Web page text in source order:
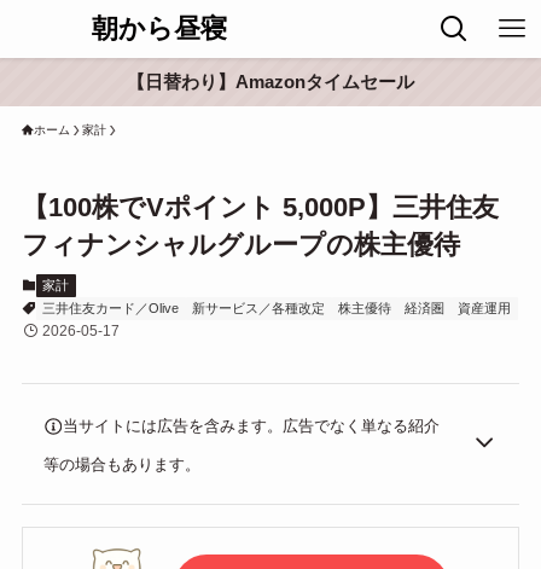
朝から昼寝
【日替わり】Amazonタイムセール
ホーム 家計
【100株でVポイント 5,000P】三井住友
フィナンシャルグループの株主優待
家計
三井住友カード／Olive
新サービス／各種改定 株主優待 経済圏 資産運用
2026-05-17
当サイトには広告を含みます。広告でなく単なる紹介
等の場合もあります。